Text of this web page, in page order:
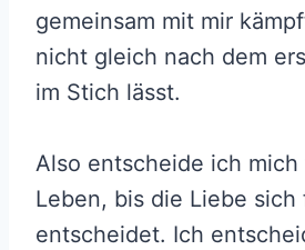
gemeinsam mit mir
nicht gleich nach dem
im Stich lässt.
Also entscheide ich
Leben, bis die Liebe sich
entscheidet. Ich